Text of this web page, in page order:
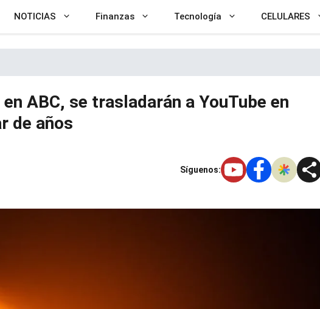
NOTICIAS Finanzas Tecnología CELULARES
ABC, se trasladarán a YouTube en
de años
Síguenos: